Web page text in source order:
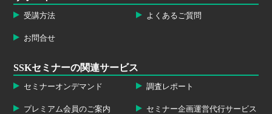
受講方法 よくあるご質問
お問合せ
SSKセミナーの関連サービス
セミナーオンデマンド 調査レポート
プレミアム会員のご案内 セミナー企画運営代行サービス